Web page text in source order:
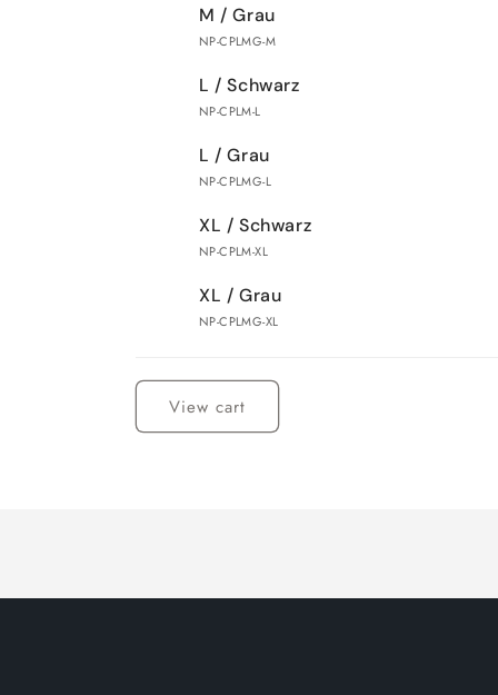
M / Grau
NP-CPLMG-M
L / Schwarz
NP-CPLM-L
L / Grau
NP-CPLMG-L
XL / Schwarz
NP-CPLM-XL
XL / Grau
NP-CPLMG-XL
View cart